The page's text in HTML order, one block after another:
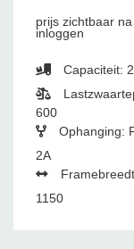
prijs zichtbaar na
inloggen
Capaciteit:
600
Ophanging:
2A
1150